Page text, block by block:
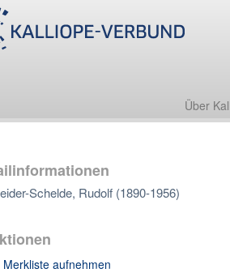
Über
Schelde, Rudolf (1890-1956)
Merkliste aufnehmen